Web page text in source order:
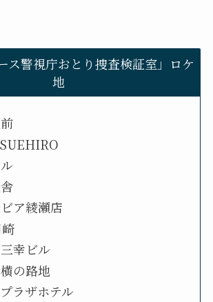
ス警視庁おとり捜査検証室」ロケ
地
ア綾瀬店
幸ビル
の路地
ラザホテル